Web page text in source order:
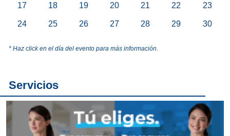
17 18 19 20 21 22 23
24 25 26 27 28 29 30
* Haz click en el día del evento para más información.
Servicios